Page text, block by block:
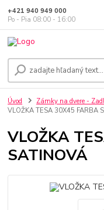
+421 940 949 000
Po - Pia 08:00 - 16:00
Úvod Zámky na dvere -
VLOŽKA TESA 30X45 FARBA
VLOŽKA
SATINOVÁ